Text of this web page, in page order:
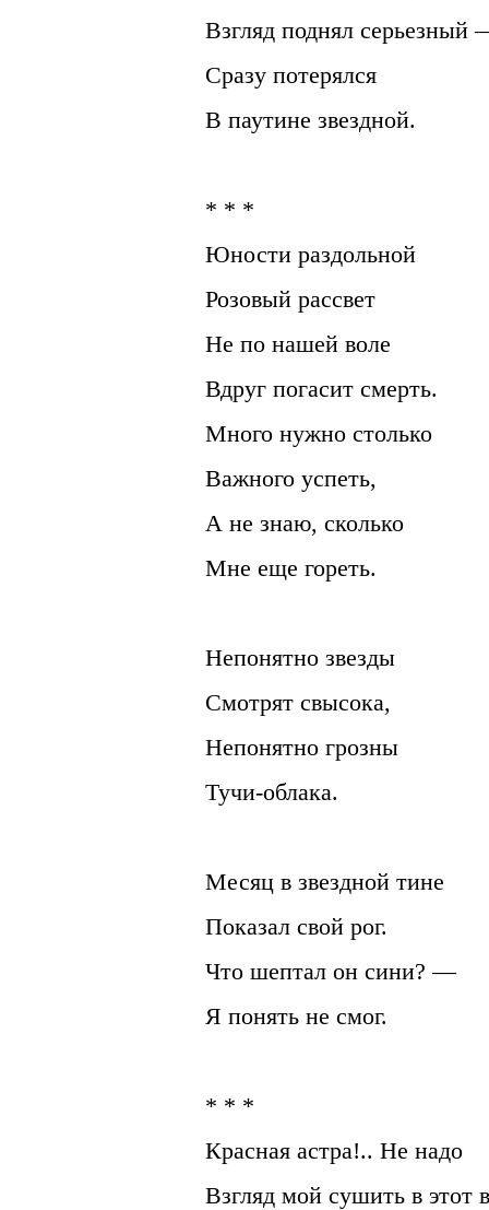
Взгляд поднял серьезный
Сразу потерялся
В паутине звездной.
* * *
Юности раздольной
Розовый рассвет
Не по нашей воле
Вдруг погасит смерть.
Много нужно столько
Важного успеть,
А не знаю, сколько
Мне еще гореть.
Непонятно звезды
Смотрят свысока,
Непонятно грозны
Тучи-облака.
Месяц в звездной тине
Показал свой рог.
Что шептал он сини? —
Я понять не смог.
* * *
Красная астра!.. Не надо
Взгляд мой сушить в этот